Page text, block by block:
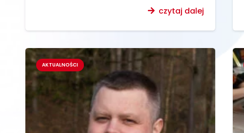
czytaj dalej
AKTUALNOŚCI